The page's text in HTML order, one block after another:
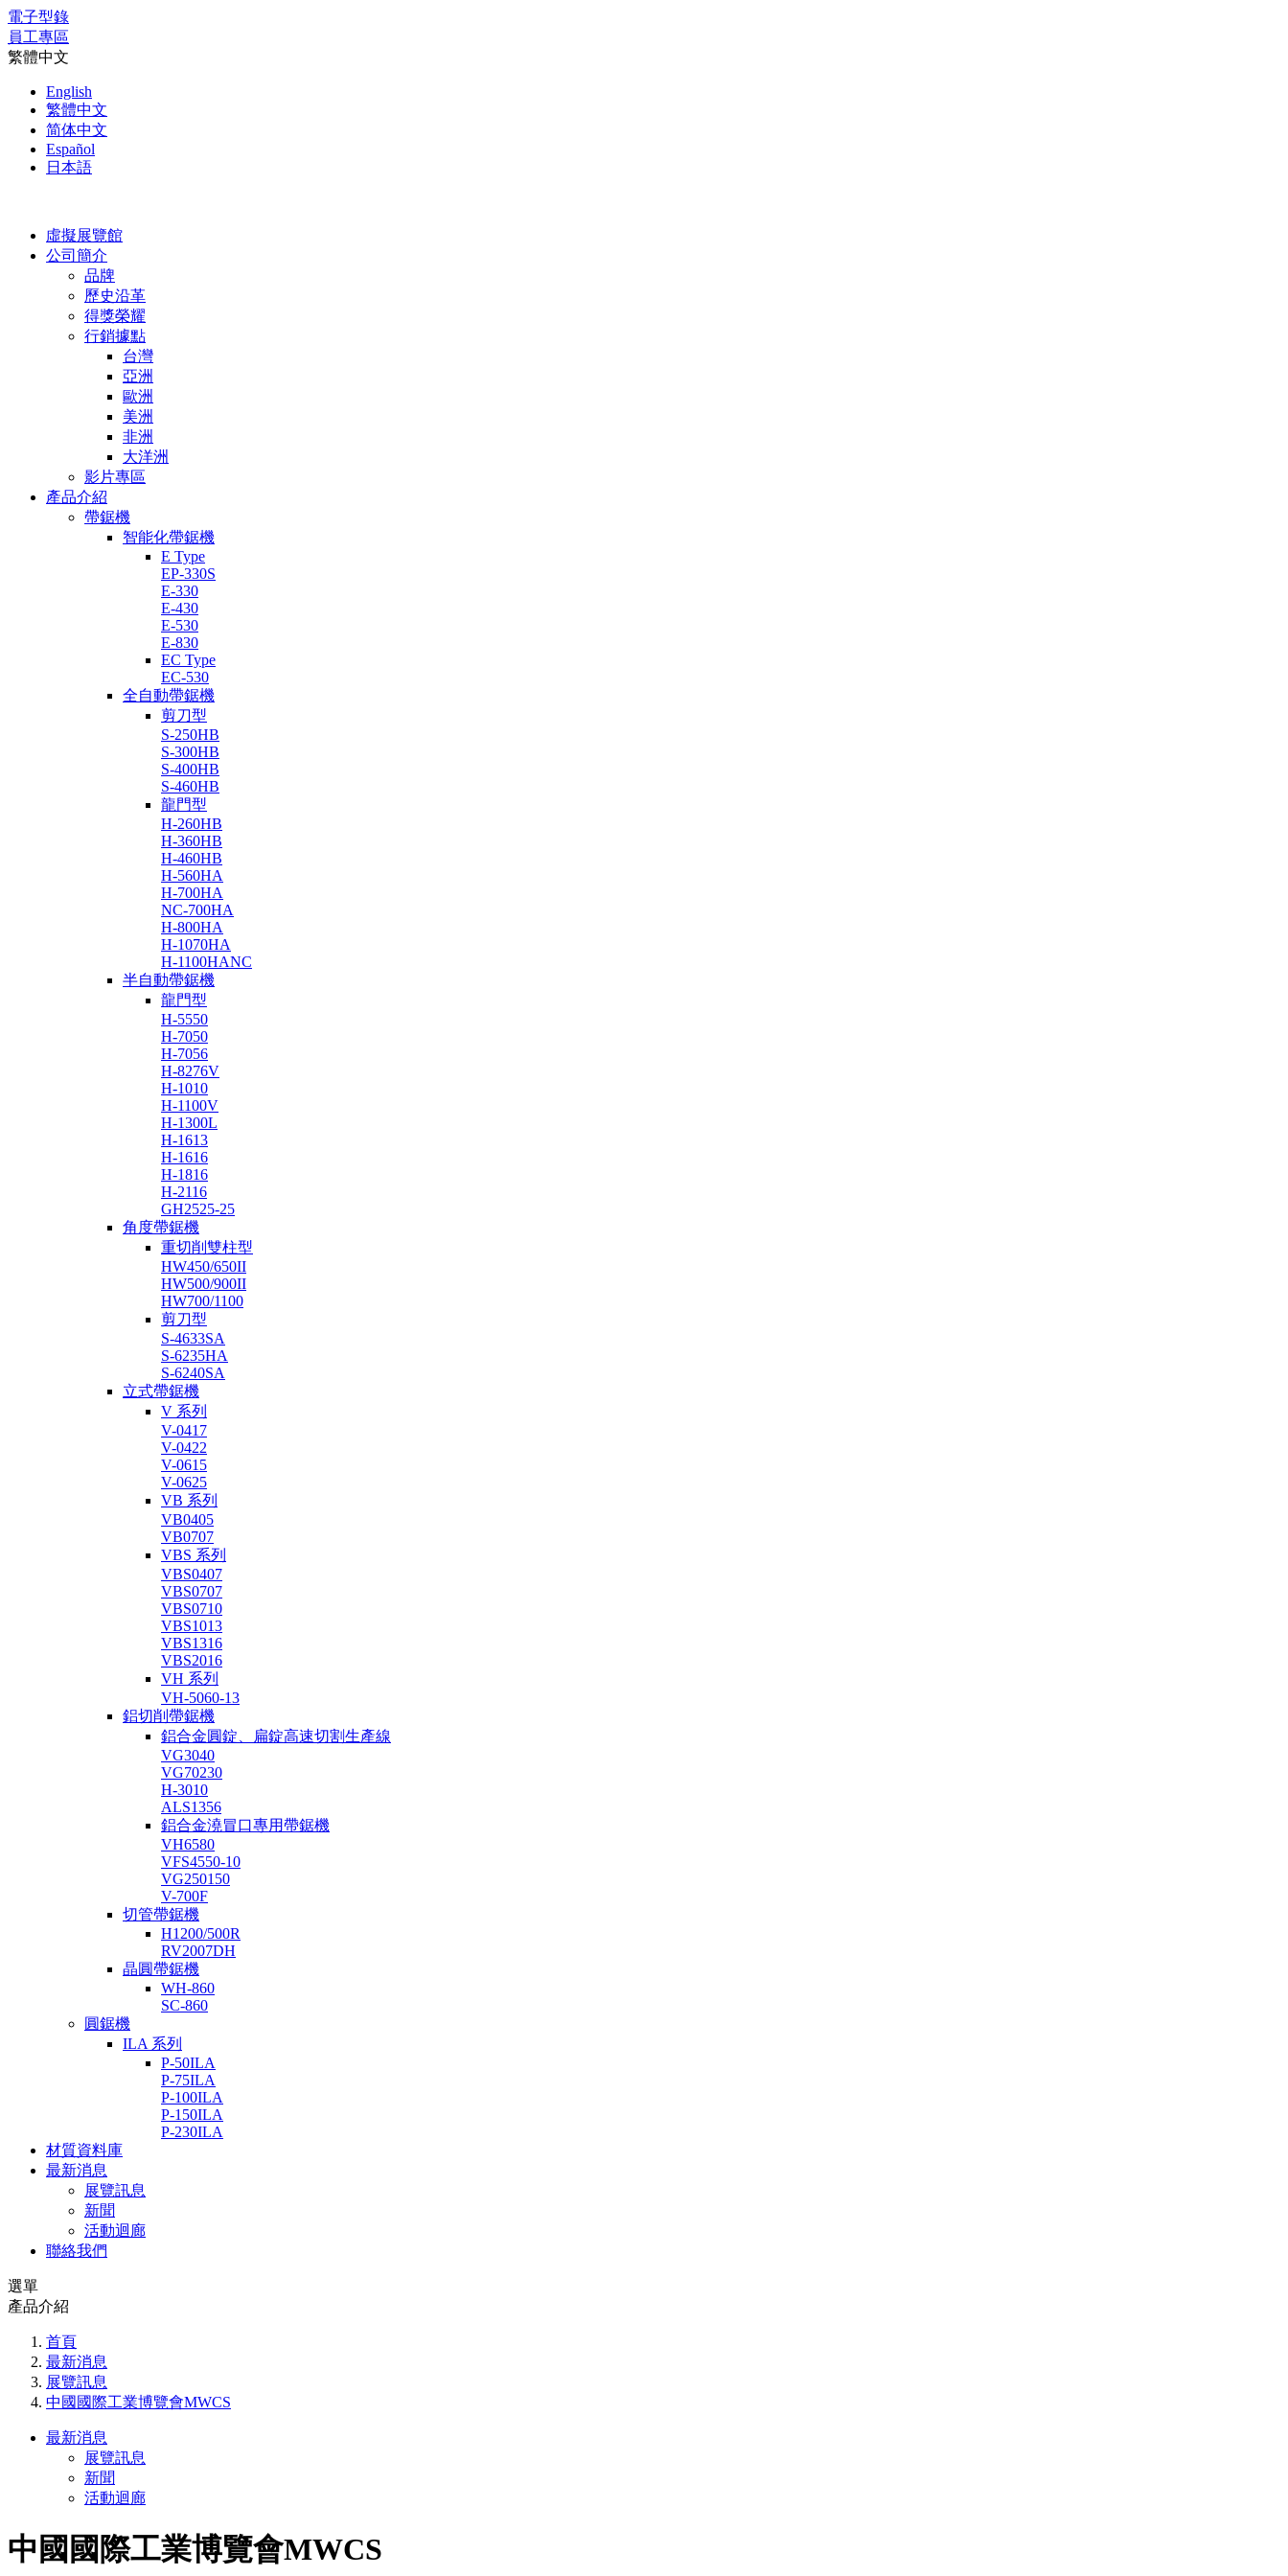
電子型錄
員工專區
繁體中文
English
繁體中文
简体中文
Español
日本語
虛擬展覽館
公司簡介
品牌
歷史沿革
得獎榮耀
行銷據點
台灣
亞洲
歐洲
美洲
非洲
大洋洲
影片專區
產品介紹
帶鋸機
智能化帶鋸機
E Type
EP-330S
E-330
E-430
E-530
E-830
EC Type
EC-530
全自動帶鋸機
剪刀型
S-250HB
S-300HB
S-400HB
S-460HB
龍門型
H-260HB
H-360HB
H-460HB
H-560HA
H-700HA
NC-700HA
H-800HA
H-1070HA
H-1100HANC
半自動帶鋸機
龍門型
H-5550
H-7050
H-7056
H-8276V
H-1010
H-1100V
H-1300L
H-1613
H-1616
H-1816
H-2116
GH2525-25
角度帶鋸機
重切削雙柱型
HW450/650II
HW500/900II
HW700/1100
剪刀型
S-4633SA
S-6235HA
S-6240SA
立式帶鋸機
V 系列
V-0417
V-0422
V-0615
V-0625
VB 系列
VB0405
VB0707
VBS 系列
VBS0407
VBS0707
VBS0710
VBS1013
VBS1316
VBS2016
VH 系列
VH-5060-13
鋁切削帶鋸機
鋁合金圓錠、扁錠高速切割生產線
VG3040
VG70230
H-3010
ALS1356
鋁合金澆冒口專用帶鋸機
VH6580
VFS4550-10
VG250150
V-700F
切管帶鋸機
H1200/500R
RV2007DH
晶圓帶鋸機
WH-860
SC-860
圓鋸機
ILA 系列
P-50ILA
P-75ILA
P-100ILA
P-150ILA
P-230ILA
材質資料庫
最新消息
展覽訊息
新聞
活動迴廊
聯絡我們
選單
產品介紹
首頁
最新消息
展覽訊息
中國國際工業博覽會MWCS
最新消息
展覽訊息
新聞
活動迴廊
中國國際工業博覽會MWCS